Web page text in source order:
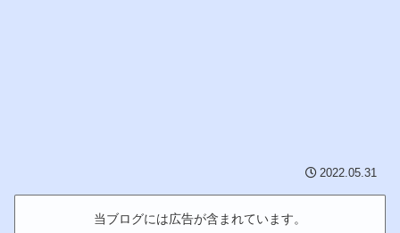
2022.05.31
当ブログには広告が含まれています。